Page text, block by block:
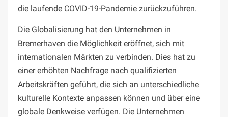
die laufende COVID-19-Pandemie zurückzuführen.
Die Globalisierung hat den Unternehmen in
Bremerhaven die Möglichkeit eröffnet, sich mit
internationalen Märkten zu verbinden. Dies hat zu
einer erhöhten Nachfrage nach qualifizierten
Arbeitskräften geführt, die sich an unterschiedliche
kulturelle Kontexte anpassen können und über eine
globale Denkweise verfügen. Die Unternehmen